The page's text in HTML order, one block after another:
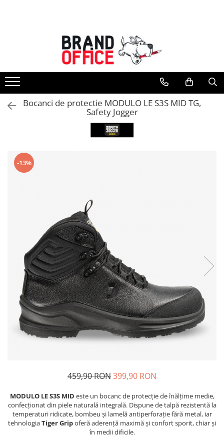
Unitate Protejata - PRODUCTIE
Hartie copiator si produse
tipografice
Produse consumabile din hartie
Detergenti si dezinfectanti
Saci menajeri (Unitate Protejata)
Agende, calendare si organizatoare
Agende personalizabile
Hartie si articole din hartie
Bibliorafturi, caiete mecanice,
separatoare
Capsatoare, capse si perforatoare
Caiete si blocnotesuri
Dosare, folii protectie si mape
Accesorii diverse pentru birou
Etichetare si ambalare
Arhivare si depozitare
Stilouri
Seturi de scris Premium
Instrumente de scris eco
Bocanci de protectie MODULO LE S3S MID TG,
Safety Jogger
-13%
459,90 RON399,90 RON
MODULO LE S3S MID este un bocanc de protecție de înălțime medie,
confecționat din piele naturală integrală. Dispune de talpă rezistentă la
temperaturi ridicate, bombeu și lamelă antiperforație fără metal, iar
tehnologiaTiger Gripoferă aderență maximă și confort sporit, chiar și
în medii dificile.